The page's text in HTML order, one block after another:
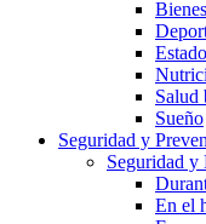
Salud
Sueño
Seguridad y
Seguridad y
En el